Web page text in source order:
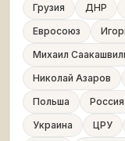
Грузия
ДНР
Евросоюз
Михаил
Николай Азаров
Польша
Россия
Украина
ЦРУ